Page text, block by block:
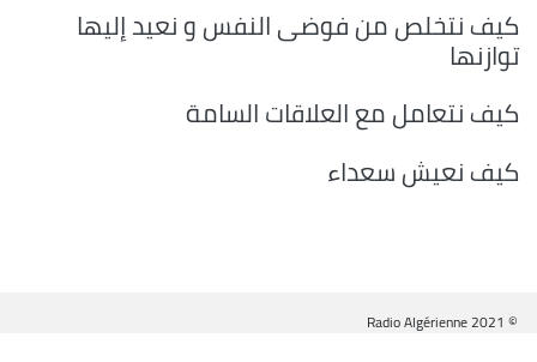
كيف نتخلص من فوضى النفس و نعيد إليها
توازنها
كيف نتعامل مع العلاقات السامة
كيف نعيش سعداء
© Radio Algérienne 2021